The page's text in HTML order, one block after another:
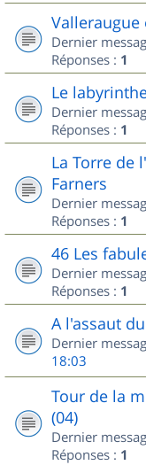
Valleraugue
Dernier
Réponses : 1
Le
Dernier
Réponses : 1
La Torre de
Farners
Dernier
Réponses : 1
46 Les
Dernier
Réponses : 1
A l'assaut
Dernier
18:03
Tour de la
(04)
Dernier
Réponses : 1